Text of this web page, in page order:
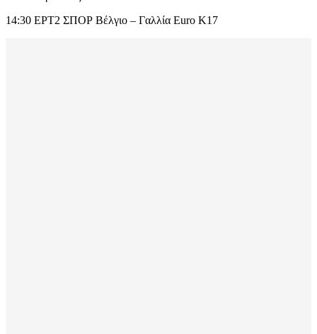
14:30 ΕΡΤ2 ΣΠΟΡ Βέλγιο – Γαλλία Euro Κ17